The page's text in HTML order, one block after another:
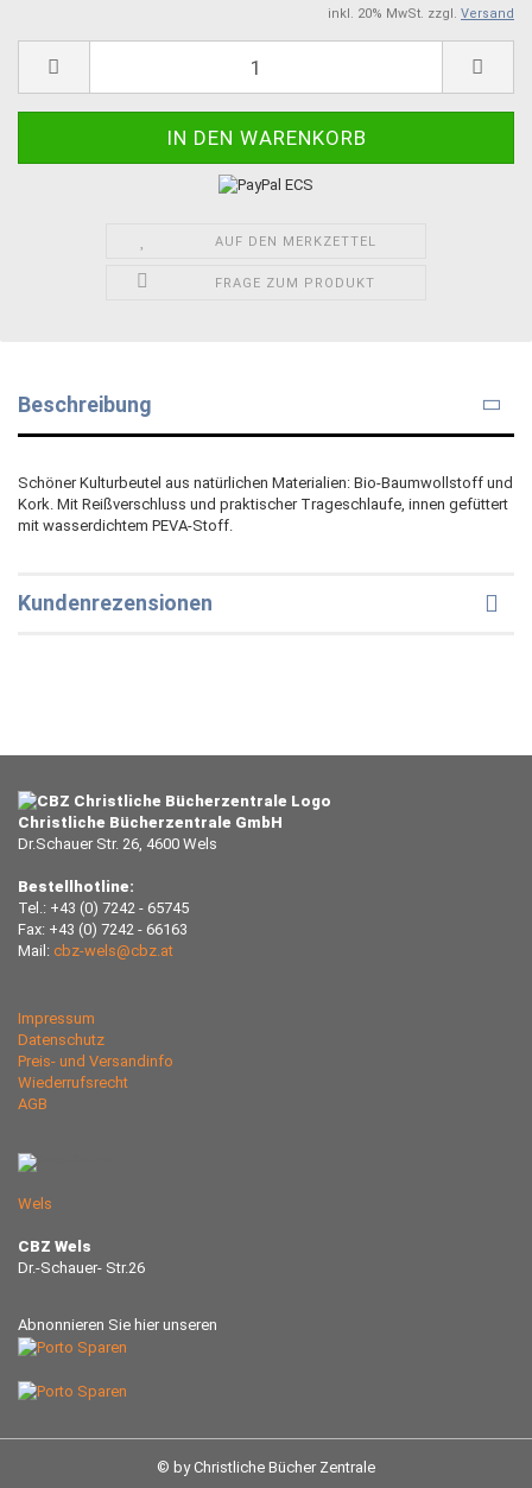
inkl. 20% MwSt. zzgl. Versand
AUF DEN MERKZETTEL
FRAGE ZUM PRODUKT
Beschreibung
Schöner Kulturbeutel aus natürlichen Materialien: Bio-Baumwollstoff und
Kork. Mit Reißverschluss und praktischer Trageschlaufe, innen gefüttert
mit wasserdichtem PEVA-Stoff.
Kundenrezensionen
Christliche Bücherzentrale GmbH
Dr.Schauer Str. 26, 4600 Wels
Bestellhotline:
Tel.: +43 (0) 7242 - 65745
Fax: +43 (0) 7242 - 66163
Mail: cbz-wels@cbz.at
Impressum
Datenschutz
Preis- und Versandinfo
Wiederrufsrecht
AGB
Wels
CBZ Wels
Dr.-Schauer- Str.26
Abnonnieren Sie hier unseren
© by Christliche Bücher Zentrale